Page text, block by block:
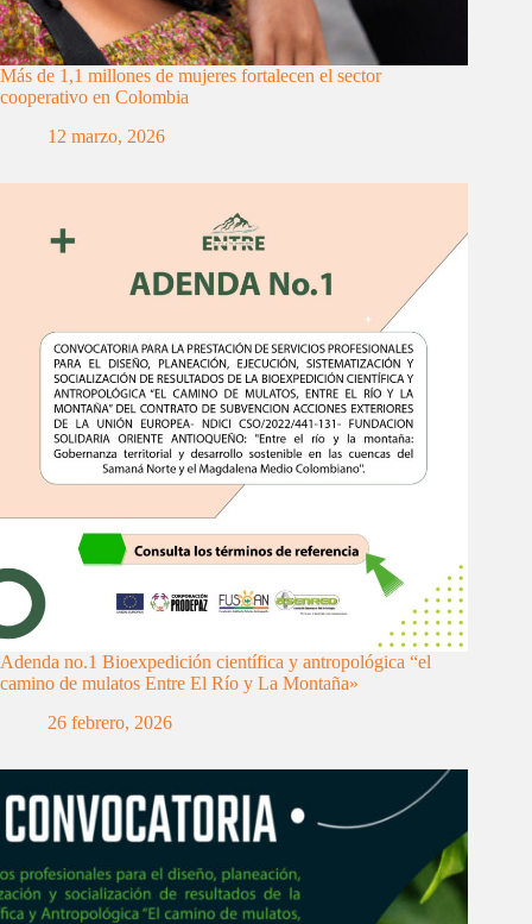
Más de 1,1 millones de mujeres fortalecen el sector
cooperativo en Colombia
12 marzo, 2026
Adenda no.1 Bioexpedición científica y antropológica “el
camino de mulatos Entre El Río y La Montaña»
26 febrero, 2026